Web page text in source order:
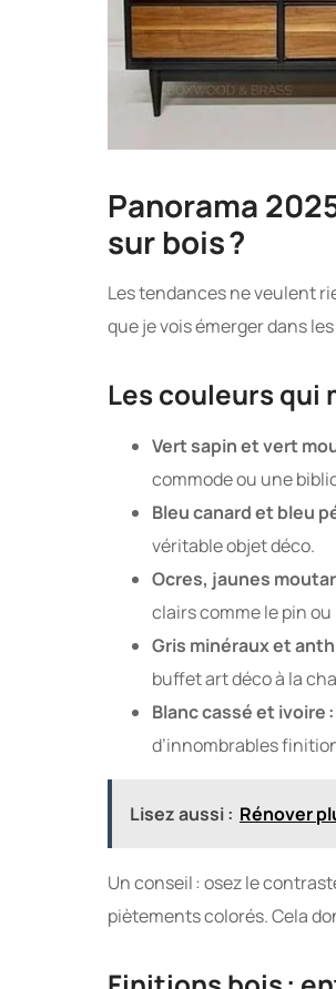
Panorama
sur bois ?
Les tendances ne veulent
que je vois émerger dans
Les couleurs qui
Vert sapin et vert
commode ou une
Bleu canard et bleu
véritable objet déco.
Ocres, jaunes
clairs comme le pin ou
Gris minéraux et
buffet art déco à la
Blanc cassé et ivoire :
d’innombrables
Lisez aussi : Rénover
Un conseil : osez le
piètements colorés. Cela